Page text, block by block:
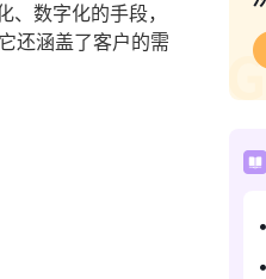
数字化的手段，
还涵盖了客户的需